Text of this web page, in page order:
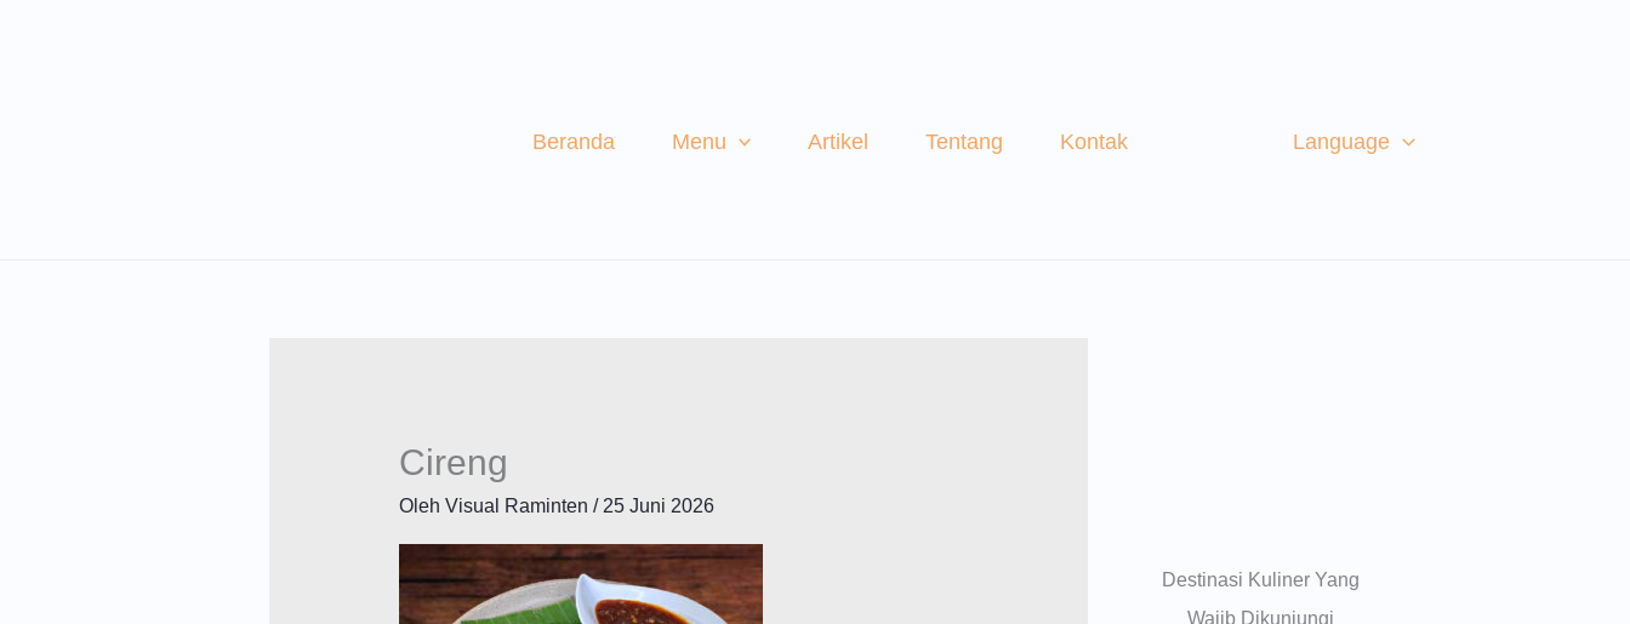
Beranda Menu Artikel Tentang Kontak Language
Cireng
Oleh Visual Raminten /25 Juni 2026
Destinasi Kuliner Yang
Wajib Dikunjungi